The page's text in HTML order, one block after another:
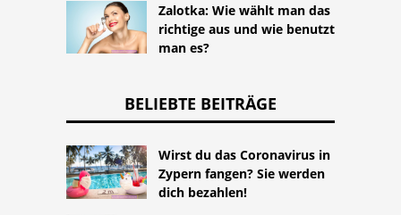
Zalotka: Wie wählt man das
richtige aus und wie benutzt
man es?
BELIEBTE BEITRÄGE
Wirst du das Coronavirus in
Zypern fangen? Sie werden
dich bezahlen!